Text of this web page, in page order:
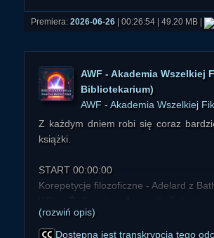
01:32:23
14) Słowem zakończenia i
15) Leszy i strażnica w
"Lektury Paranormalium".
Premiera: 2026-06-26 | 00:26:54 | 49.20 MB |
AWF - Akademia Wszelkiej
Bibliotekarium)
AWF - Akademia Wszelkiej
Z każdym dniem robi się coraz
książki.
START 00:00:00
Korepetycje filozoficzne - Adelard z
Słowne interludium 01:00:08
Filmotekarium - Obsesja (2026), reż.
(rozwiń opis)
Dostępna jest transkrypcja tego